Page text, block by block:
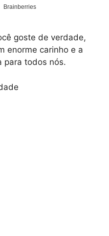
goste de verdade,
enorme carinho e a
para todos nós.